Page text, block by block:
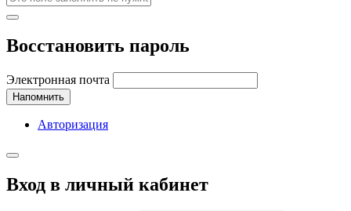
Восстановить пароль
Электронная почта
Напомнить
Авторизация
Вход в личный кабинет